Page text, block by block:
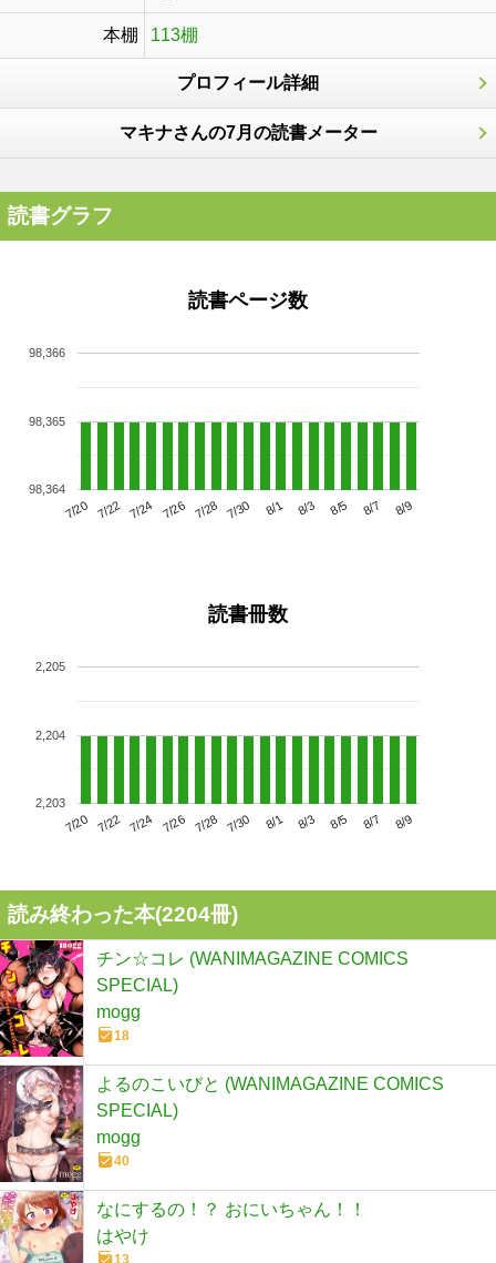
本棚 113棚
プロフィール詳細
マキナさんの7月の読書メーター
読書グラフ
読書ページ数
7/20 7/22 7/24 7/26 7/28 7/30 8/1 8/3 8/5 8/7 8/9
98,364
98,365
98,366
読書冊数
7/20 7/22 7/24 7/26 7/28 7/30 8/1 8/3 8/5 8/7 8/9
2,203
2,204
2,205
読み終わった本(2204冊)
チン☆コレ (WANIMAGAZINE COMICS
SPECIAL)
mogg
18
よるのこいびと (WANIMAGAZINE COMICS
SPECIAL)
mogg
40
なにするの！？ おにいちゃん！！
はやけ
13